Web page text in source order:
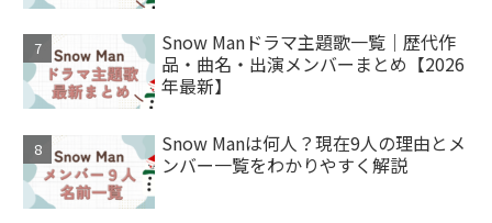
Snow Manドラマ主題歌一覧｜歴代作
品・曲名・出演メンバーまとめ【2026
年最新】
Snow Manは何人？現在9人の理由とメ
ンバー一覧をわかりやすく解説